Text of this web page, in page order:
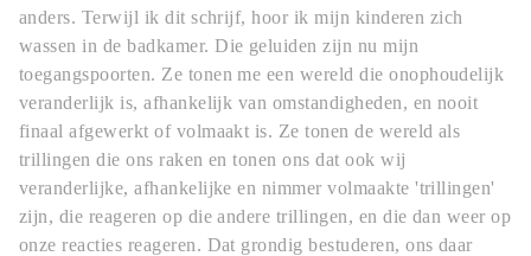
anders. Terwijl ik dit schrijf, hoor ik mijn kinderen zich
wassen in de badkamer. Die geluiden zijn nu mijn
toegangspoorten. Ze tonen me een wereld die onophoudelijk
veranderlijk is, afhankelijk van omstandigheden, en nooit
finaal afgewerkt of volmaakt is. Ze tonen de wereld als
trillingen die ons raken en tonen ons dat ook wij
veranderlijke, afhankelijke en nimmer volmaakte 'trillingen'
zijn, die reageren op die andere trillingen, en die dan weer op
onze reacties reageren. Dat grondig bestuderen, ons daar